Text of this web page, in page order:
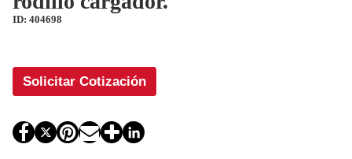
ID: 404698
Solicitar Cotización